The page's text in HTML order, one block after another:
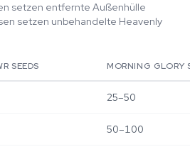
setzen entfernte Außenhülle
setzen unbehandelte Heavenly
SEEDS MORNING GLORY
25–50
50–100